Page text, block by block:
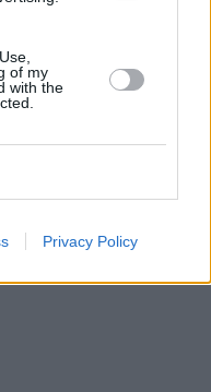
of my
with the
Privacy Policy
kde bude Prima sport k
na Skylinku
kabelové televizi, ©
•Inzerce•Kontakt